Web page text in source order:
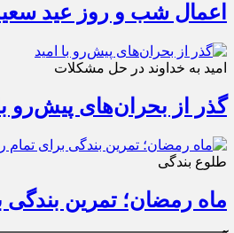
اعمال شب و روز عید
امید به خداوند در حل مشکلات
گذر از بحران‌های پیش‌رو
طلوع بندگی
ماه رمضان؛ تمرین